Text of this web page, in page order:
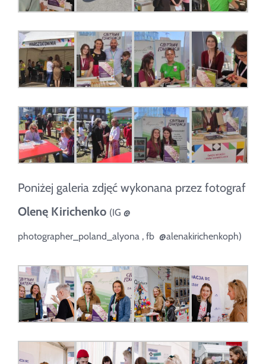
Poniżej galeria zdjęć wykonana przez fotograf
Olenę Kirichenko (IG @
photographer_poland_alyona , fb @alenakirichenkoph)